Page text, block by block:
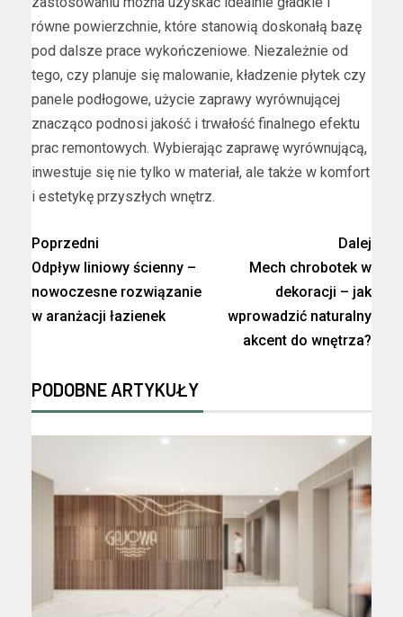
równe powierzchnie, które stanowią doskonałą bazę
pod dalsze prace wykończeniowe. Niezależnie od
tego, czy planuje się malowanie, kładzenie płytek czy
panele podłogowe, użycie zaprawy wyrównującej
znacząco podnosi jakość i trwałość finalnego efektu
prac remontowych. Wybierając zaprawę wyrównującą,
inwestuje się nie tylko w materiał, ale także w komfort
i estetykę przyszłych wnętrz.
Poprzedni
Odpływ liniowy ścienny –
nowoczesne rozwiązanie
w aranżacji łazienek
Dalej
Mech chrobotek w
dekoracji – jak
wprowadzić naturalny
akcent do wnętrza?
PODOBNE ARTYKUŁY